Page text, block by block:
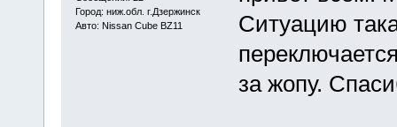
Город: ниж.обл. г.Дзержинск
Авто: Nissan Cube BZ11
Ситуацию
за жопу.